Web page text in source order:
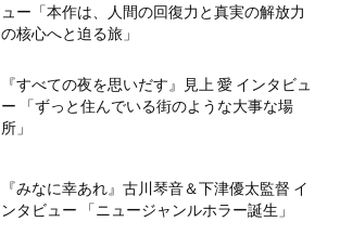
ュー「本作は、人間の回復力と真実の解放力
の核心へと迫る旅」
『すべての夜を思いだす』見上 愛 インタビュ
ー 「ずっと住んでいる街のような大事な場
所」
『みなに幸あれ』古川琴音＆下津優太監督 イ
ンタビュー 「ニュージャンルホラー誕生」